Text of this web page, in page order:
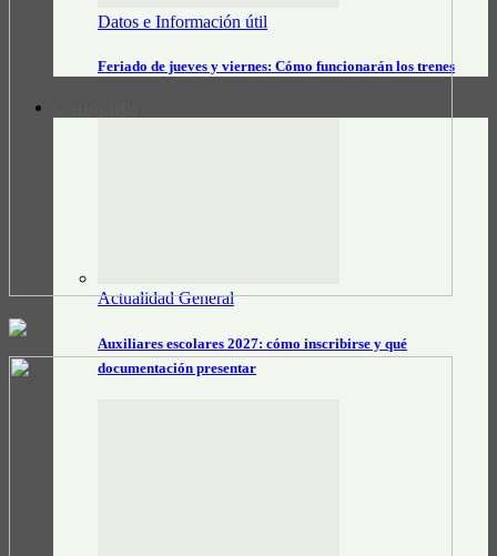
Datos e Información útil
Feriado de jueves y viernes: Cómo funcionarán los trenes
Actualidad General
Auxiliares escolares 2027: cómo inscribirse y qué
documentación presentar